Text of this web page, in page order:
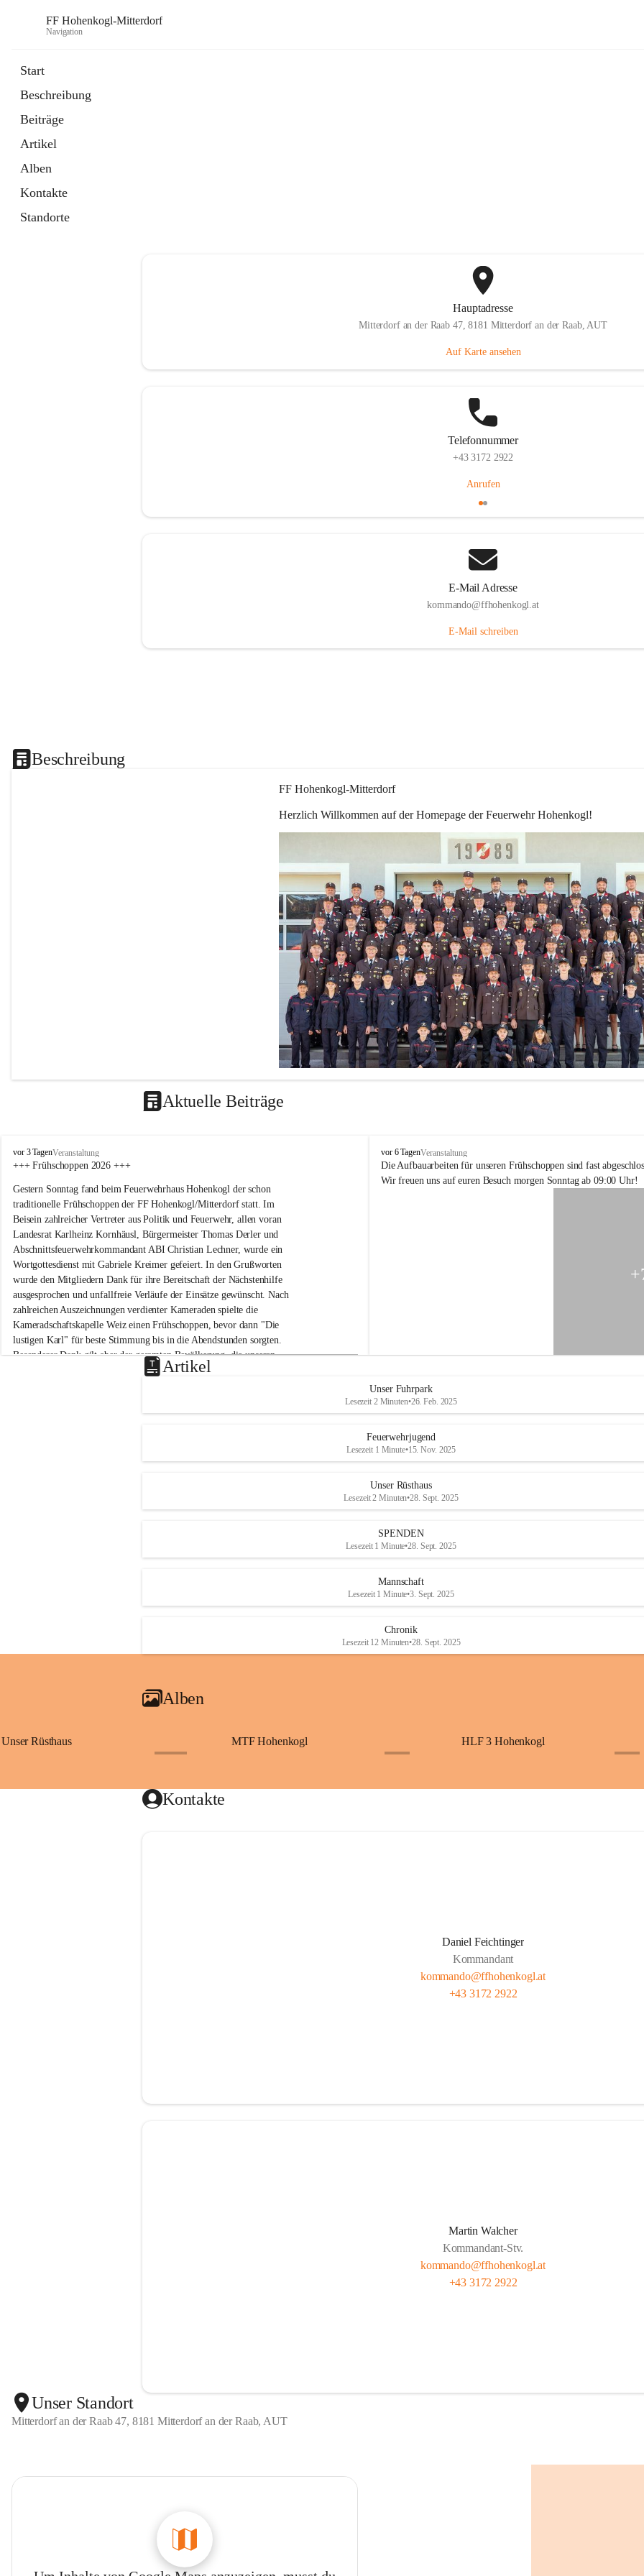
FF Hohenkogl-Mitterdorf
Navigation
Start
Beschreibung
Beiträge
Artikel
Alben
Kontakte
Standorte
Hauptadresse
Mitterdorf an der Raab 47, 8181 Mitterdorf an der Raab, AUT
Auf Karte ansehen
Telefonnummer
+43 3172 2922
Anrufen
E-Mail Adresse
kommando@ffhohenkogl.at
E-Mail schreiben
Beschreibung
FF Hohenkogl-Mitterdorf
Herzlich Willkommen auf der Homepage der Feuerwehr Hohenkogl!
Aktuelle Beiträge
F
F
o
h
e
n
k
o
g
l
-
M
i
t
t
e
vor 3 TagenVeranstaltung
+++ Frühschoppen 2026 +++
Gestern Sonntag fand beim Feuerwehrhaus Hohenkogl der schon
traditionelle Frühschoppen der FF Hohenkogl/Mitterdorf statt. Im
Beisein zahlreicher Vertreter aus Politik und Feuerwehr, allen voran
Landesrat Karlheinz Kornhäusl, Bürgermeister Thomas Derler und
Abschnittsfeuerwehrkommandant ABI Christian Lechner, wurde ein
Wortgottesdienst mit Gabriele Kreimer gefeiert. In den Grußworten
wurde den Mitgliedern Dank für ihre Bereitschaft der Nächstenhilfe
ausgesprochen und unfallfreie Verläufe der Einsätze gewünscht. Nach
zahlreichen Auszeichnungen verdienter Kameraden spielte die
Kameradschaftskapelle Weiz einen Frühschoppen, bevor dann "Die
lustigen Karl" für beste Stimmung bis in die Abendstunden sorgten.
Besonderer Dank gilt aber der gesamten Bevölkerung, die unseren
Frühschoppen trotz hochsommerlichen Temperaturen besuchte. Der
F
F
H
e
d
o
r
vor 6 TagenVeranstaltung
Die Aufbauarbeiten für unseren Frühschoppen sind fast
Wir freuen uns auf euren Besuch morgen Sonntag ab 09:00 Uhr!
Artikel
Unser Fuhrpark
Lesezeit 2 Minuten•26. Feb. 2025
Feuerwehrjugend
Lesezeit 1 Minute•15. Nov. 2025
Unser Rüsthaus
Lesezeit 2 Minuten•28. Sept. 2025
SPENDEN
Lesezeit 1 Minute•28. Sept. 2025
Mannschaft
Lesezeit 1 Minute•3. Sept. 2025
Chronik
Lesezeit 12 Minuten•28. Sept. 2025
Alben
Unser Rüsthaus MTF Hohenkogl HLF 3 Hohenkogl
Kontakte
Daniel Feichtinger
Kommandant
kommando@ffhohenkogl.at
+43 3172 2922
Martin Walcher
Kommandant-Stv.
kommando@ffhohenkogl.at
+43 3172 2922
Unser Standort
Mitterdorf an der Raab 47, 8181 Mitterdorf an der Raab, AUT